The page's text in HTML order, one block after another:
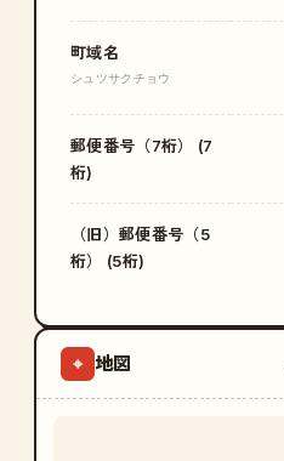
町域名
シュツサクチョウ
郵便番号（7桁） (7
桁)
（旧）郵便番号（5
桁） (5桁)
⌖ 地図